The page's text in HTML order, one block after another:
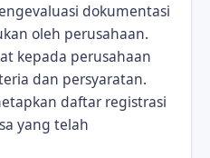
dokumentasi
oleh perusahaan.
kepada perusahaan
dan persyaratan.
daftar registrasi
yang telah